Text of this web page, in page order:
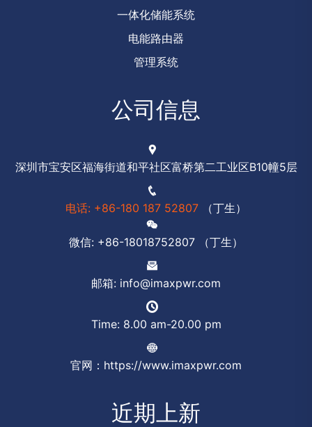
一体化储能系统
电能路由器
管理系统
公司信息
深圳市宝安区福海街道和平社区富桥第二工业区B10幢5层
电话: +86-180 187 52807 （丁生）
微信: +86-18018752807 （丁生）
邮箱: info@imaxpwr.com
Time: 8.00 am-20.00 pm
官网：https://www.imaxpwr.com
近期上新